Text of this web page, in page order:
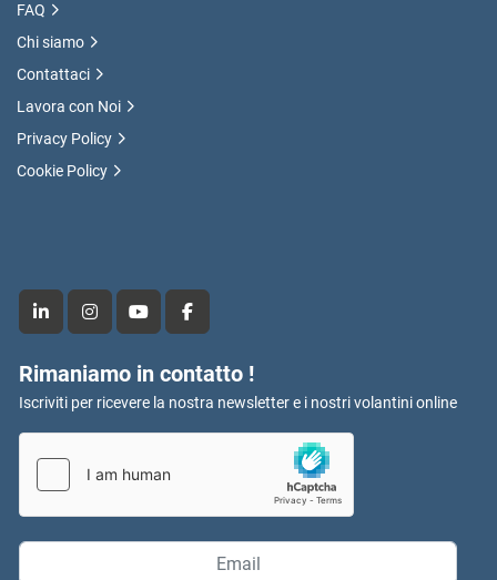
linkedininstagramyoutubefacebook
Rimaniamo in contatto !
Iscriviti per ricevere la nostra newsletter e i nostri volantini online
FAQ
Chi siamo
Contattaci
Lavora con Noi
Privacy Policy
Cookie Policy